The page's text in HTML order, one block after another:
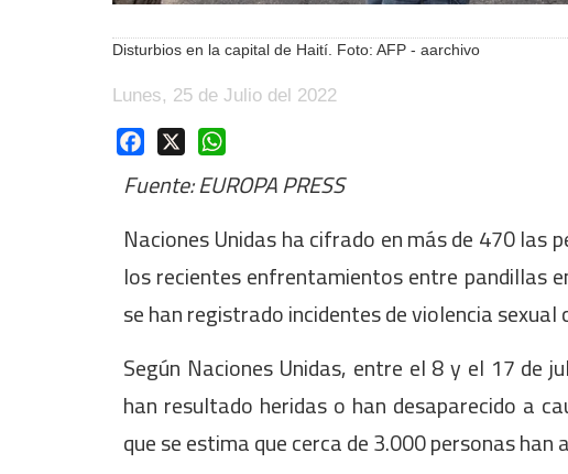
Disturbios en la capital de Haití. Foto: AFP - aarchivo
Lunes, 25 de Julio del 2022
Facebook
Fuente: EUROPA PRESS
Naciones Unidas ha cifrado en más de 470 las
los recientes enfrentamientos entre pandillas
se han registrado incidentes de violencia
Según Naciones Unidas, entre el 8 y el 17 de
han resultado heridas o han desaparecido a
que se estima que cerca de 3.000 personas han